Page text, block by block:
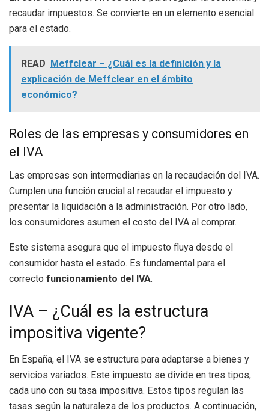
recaudar impuestos. Se convierte en un elemento esencial
para el estado.
READ Meffclear – ¿Cuál es la definición y la
explicación de Meffclear en el ámbito
económico?
Roles de las empresas y consumidores en
el IVA
Las empresas son intermediarias en la recaudación del IVA.
Cumplen una función crucial al recaudar el impuesto y
presentar la liquidación a la administración. Por otro lado,
los consumidores asumen el costo del IVA al comprar.
Este sistema asegura que el impuesto fluya desde el
consumidor hasta el estado. Es fundamental para el
correcto funcionamiento del IVA.
IVA – ¿Cuál es la estructura
impositiva vigente?
En España, el IVA se estructura para adaptarse a bienes y
servicios variados. Este impuesto se divide en tres tipos,
cada uno con su tasa impositiva. Estos tipos regulan las
tasas según la naturaleza de los productos. A continuación,